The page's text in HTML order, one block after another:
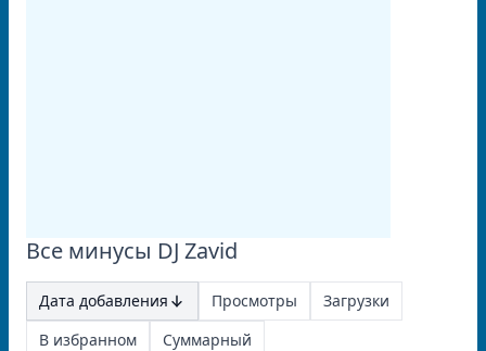
Все минусы DJ Zavid
Дата добавления Просмотры
Загрузки
В избранном
Суммарный